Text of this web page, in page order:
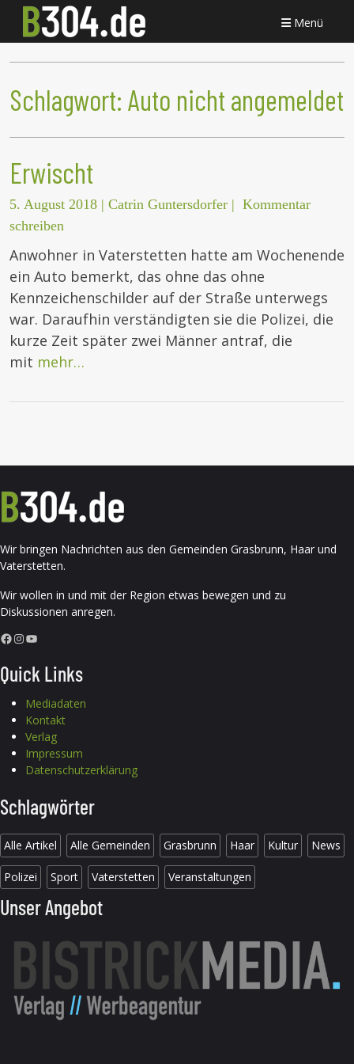
Menü
Schlagwort: Auto nicht angemeldet
Erwischt
5. August 2018 | Catrin Guntersdorfer | Kommentar
schreiben
Anwohner in Vaterstetten hatte am Wochenende
ein Auto bemerkt, das ohne das ohne
Kennzeichenschilder auf der Straße unterwegs
war. Daraufhin verständigten sie die Polizei, die
kurze Zeit später zwei Männer antraf, die
mit mehr…
Wir bringen Nachrichten aus den Gemeinden Grasbrunn, Haar und
Vaterstetten.
Wir wollen in und mit der Region etwas bewegen und zu
Diskussionen anregen.
Facebook InstagramYouTube
Quick Links
Mediadaten
Kontakt
Verlag
Impressum
Datenschutzerklärung
Schlagwörter
Alle Artikel Alle Gemeinden Grasbrunn Haar Kultur News
Polizei Sport Vaterstetten Veranstaltungen
Unser Angebot